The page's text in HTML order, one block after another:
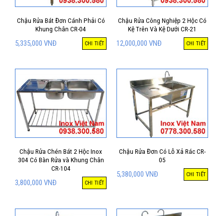
Chậu Rửa Bát Đơn Cánh Phải Có
Khung Chân CR-04
5,335,000 VNĐ CHI TIẾT
Chậu Rửa Công Nghiệp 2 Hộc Có
Kệ Trên Và Kệ Dưới CR-21
12,000,000 VNĐ CHI TIẾT
Chậu Rửa Chén Bát 2 Hộc Inox
304 Có Bàn Rửa và Khung Chân
CR-104
3,800,000 VNĐ CHI TIẾT
Chậu Rửa Đơn Có Lỗ Xả Rác CR-
05
5,380,000 VNĐ CHI TIẾT